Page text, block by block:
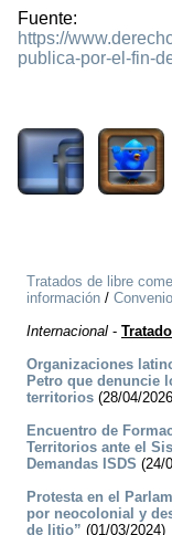
Fuente:
https://
publica-por-el-fin-
Tratados de libre
información /
Internacional -
Organizaciones
Petro que denuncie
territorios (28/04/
Encuentro de
Territorios ante el
Demandas ISDS (24/
Protesta en el
por neocolonial y
de litio” (01/03/2024)